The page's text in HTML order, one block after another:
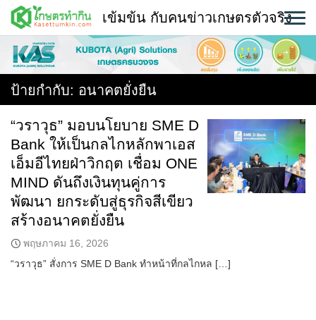
Skip
content
พืช
หน้าแรก
ใคร ทำอะไร ที่ไหน
สถานีข่าววันนี้
เข้มข้น กับคนข่าวเกษตรตัวจริง
ป้ายกำกับ: อนาคตยั่งยืน
“วราวุธ” มอบนโยบาย SME D
Bank ให้เป็นกลไกหลักพาเอส
เอ็มอีไทยฝ่าวิกฤต เชื่อม ONE
MIND ดันถึงเงินทุนคู่การ
พัฒนา ยกระดับสู่ธุรกิจสีเขียว
สร้างอนาคตยั่งยืน
พฤษภาคม 16, 2026
“วราวุธ” สั่งการ SME D Bank ทำหน้าที่กลไกหล […]